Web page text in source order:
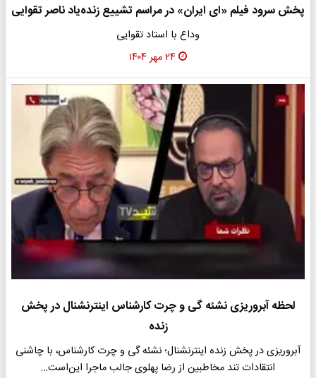
پخش سرود فیلم «ای ایران» در مراسم تشییع زنده‌یاد ناصر تقوایی
وداع با استاد تقوایی
۲۴ مهر ۱۴۰۴
لحظه آبروریزی نشئه گی و چرت کارشناس اینترنشنال در پخش
زنده
آبروریزی در پخش زنده اینترنشنال؛ نشئه گی و چرت کارشناس، با چاشنی
انتقادات تند مخاطبین از رضا پهلوی جالب ماجرا این‌است…